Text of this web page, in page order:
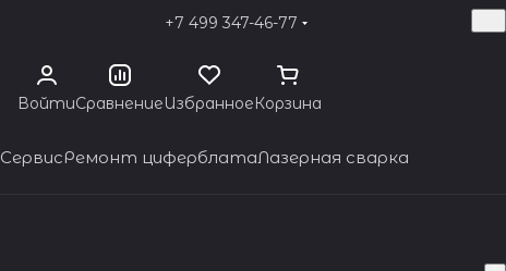
+7 499 347-46-77
ВойтиСравнениеИзбранноеКорзина
СервисРемонт циферблатаЛазерная сварка